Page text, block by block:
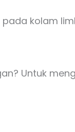
kolam
Untuk